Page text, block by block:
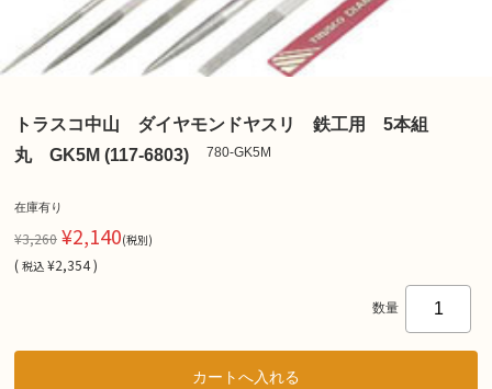
トラスコ中山 ダイヤモンドヤスリ 鉄工用 5本組
丸 GK5M (117-6803)
780-GK5M
在庫有り
¥3,260 ¥2,140(税別)
( 税込 ¥2,354 )
数量